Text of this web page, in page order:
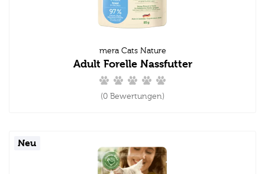
mera Cats Nature
Adult Forelle Nassfutter
(0 Bewertungen)
Neu